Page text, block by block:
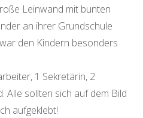
Leinwand mit bunten
an ihrer Grundschule
den Kindern besonders
1 Sekretärin, 2
Alle sollten sich auf dem Bild
aufgeklebt!